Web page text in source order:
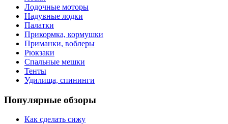
Лодочные моторы
Надувные лодки
Палатки
Прикормка, кормушки
Приманки, воблеры
Рюкзаки
Спальные мешки
Тенты
Удилища, спининги
Популярные обзоры
Как сделать сижу